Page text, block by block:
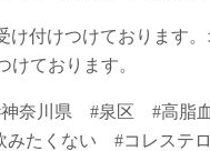
け付けつけております
けております。
奈川県 #泉区 #高脂
みたくない #コレス